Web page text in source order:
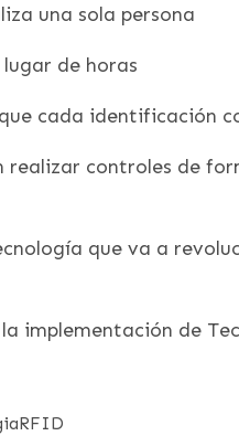
una sola persona
de horas
cada identificación
realizar controles de
que va a
implementación de